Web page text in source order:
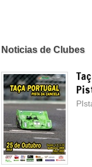
Noticias de Clubes